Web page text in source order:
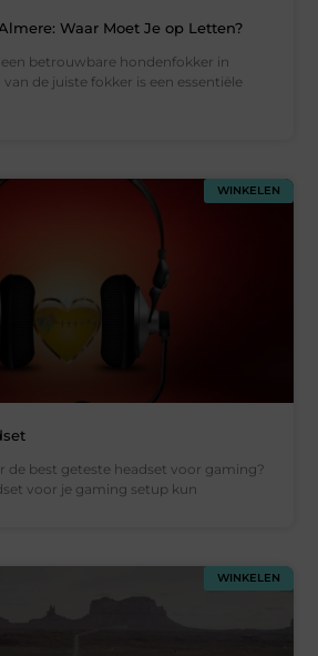
Waar Moet Je op Letten?
een betrouwbare hondenfokker in
de juiste fokker is een essentiële
WINKELEN
de best geteste headset voor gaming?
voor je gaming setup kun
WINKELEN